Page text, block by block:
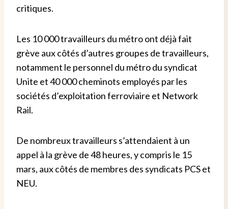
critiques.
Les 10 000 travailleurs du métro ont déjà fait
grève aux côtés d’autres groupes de travailleurs,
notamment le personnel du métro du syndicat
Unite et 40 000 cheminots employés par les
sociétés d’exploitation ferroviaire et Network
Rail.
De nombreux travailleurs s’attendaient à un
appel à la grève de 48 heures, y compris le 15
mars, aux côtés de membres des syndicats PCS et
NEU.